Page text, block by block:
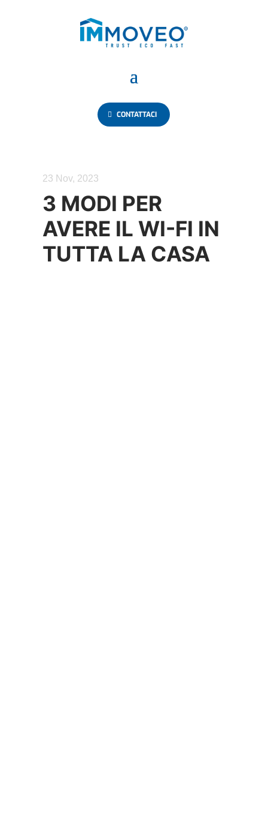
CONTATTACI
23 Nov, 2023
3 MODI PER
AVERE IL WI-FI IN
TUTTA LA CASA